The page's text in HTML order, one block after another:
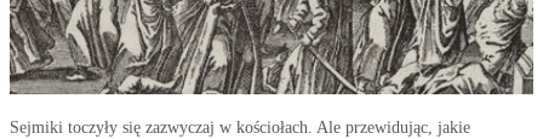
Sejmiki toczyły się zazwyczaj w kościołach. Ale przewidując, jakie